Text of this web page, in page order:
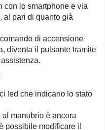
con lo smartphone e via
al pari di quanto già
di accensione
diventa il pulsante tramite
led che indicano lo stato
manubrio è ancora
possibile modificare il